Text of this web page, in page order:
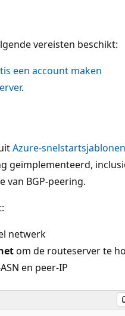
vereisten beschikt:
een account maken
.
Azure-snelstartsjablonen
geïmplementeerd,
BGP-peering.
netwerk
om de routeserver te
en peer-IP